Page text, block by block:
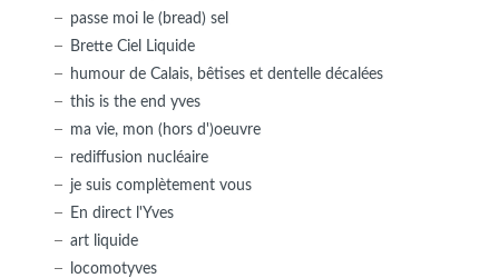
passe moi le (bread) sel
Brette Ciel Liquide
humour de Calais, bêtises et dentelle décalées
this is the end yves
ma vie, mon (hors d')oeuvre
rediffusion nucléaire
je suis complètement vous
En direct l'Yves
art liquide
locomotyves